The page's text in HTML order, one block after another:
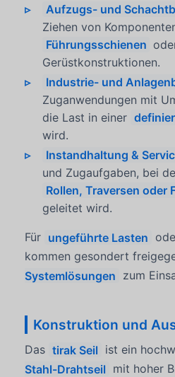
Aufzugs- und
Ziehen von
Führungsschienen
Gerüstkonstruktionen.
Industrie- und
Zuganwendungen mit
die Last in einer
wird.
Instandhaltung &
und Zugaufgaben, bei
Rollen, Traversen oder
geleitet wird.
Für ungeführte Lasten
kommen gesondert
Systemlösungen zum
Konstruktion und
Das tirak Seil ist ein
Stahl-Drahtseil mit hoher